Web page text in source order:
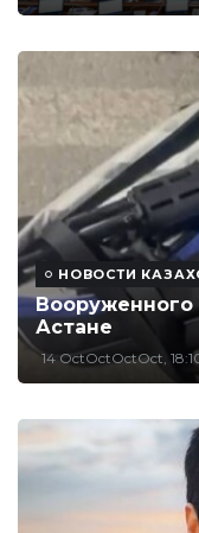
НОВОСТИ
Астане
14 OctOctOctOct,